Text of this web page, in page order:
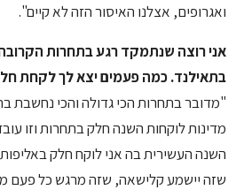
ואגרופים, אצלנו האיסור הזה לא קיים".
אני רוצה שנתמקד רגע בתחרות
בתאילנד. כמה פעמים יצא לך לקחת
מדינות לוקחות השנה חלק בתחרות וזו
השנה העשירית בה אני לוקח חלק
שזה יישמע קלישאה, שזה מרגש כל פעם